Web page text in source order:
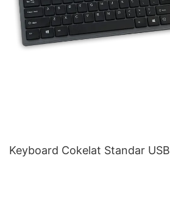
Keyboard Cokelat Standar USB